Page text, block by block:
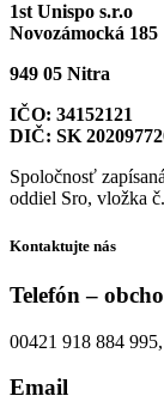
1st Unispo s.r.o
Novozámocká 185
949 05 Nitra
IČO: 34152121
DIČ: SK
Spoločnosť
oddiel Sro, vložka
Kontaktujte nás
Telefón –
00421 918 884
Email